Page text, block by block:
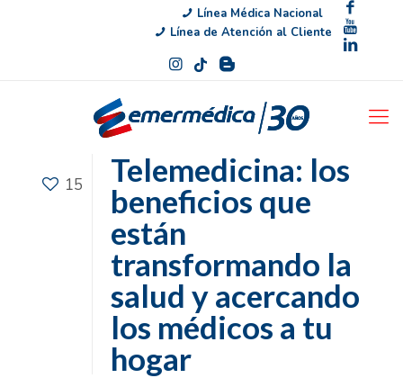
Línea Médica Nacional
Línea de Atención al Cliente
15
Telemedicina: los
beneficios que
están
transformando la
salud y acercando
los médicos a tu
hogar